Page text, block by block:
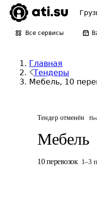
Все сервисы
Главная
Тендеры
Мебель, 10
Тендер отменён
Мебель
10 перевозок 1–3